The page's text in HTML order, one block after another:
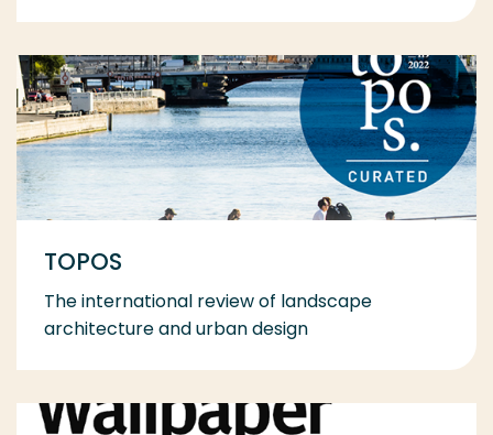
TOPOS
The international review of landscape
architecture and urban design